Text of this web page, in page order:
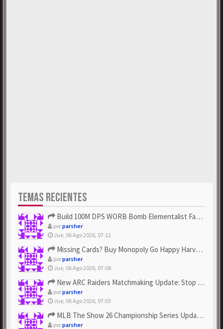
TEMAS RECIENTES
Build 100M DPS WORB Bomb Elementalist Fast - Grab POE Curren...
porparsher
Jue, 06 Ago 2026, 07:12
Missing Cards? Buy Monopoly Go Happy Harvest with Looney Tun...
porparsher
Jue, 06 Ago 2026, 07:08
New ARC Raiders Matchmaking Update: Stop Failed - Grab Bluep...
porparsher
Jue, 06 Ago 2026, 07:03
MLB The Show 26 Championship Series Update! Get Cheap & ...
porparsher